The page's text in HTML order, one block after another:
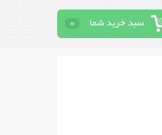
سبد خرید شما 0